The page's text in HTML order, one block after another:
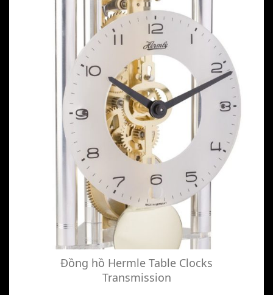
Đồng hồ Hermle Table Clocks
Transmission